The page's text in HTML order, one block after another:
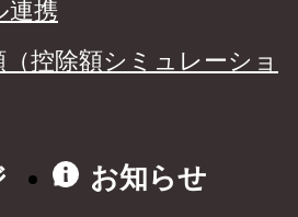
連携
控除額シミュレーショ
お知らせ